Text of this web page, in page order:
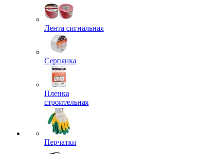
Лента сигнальная
Серпянка
Пленка
строительная
Перчатки